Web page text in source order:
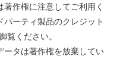
作権に注意してご利用く
ーティ製品のクレジット
覧ください。
ータは著作権を放棄してい